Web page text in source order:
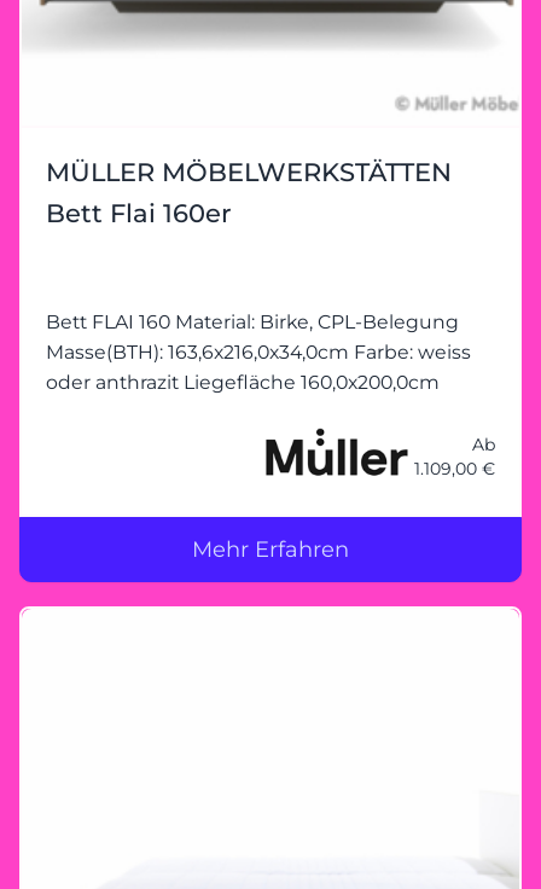
MÜLLER MÖBELWERKSTÄTTEN
Bett Flai 160er
Bett FLAI 160 Material: Birke, CPL-Belegung
Masse(BTH): 163,6x216,0x34,0cm Farbe: weiss
oder anthrazit Liegefläche 160,0x200,0cm
Ab
1.109,00 €
Mehr Erfahren